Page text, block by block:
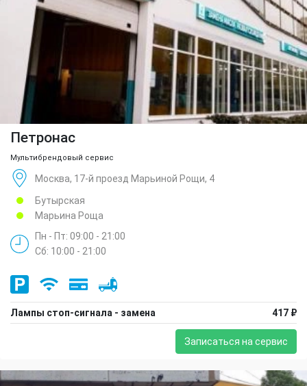
Петронас
Мультибрендовый сервис
Москва, 17-й проезд Марьиной Рощи, 4
Бутырская
Марьина Роща
Пн - Пт: 09:00 - 21:00
Сб: 10:00 - 21:00
Лампы стоп-сигнала - замена 417 ₽
Записаться на сервис